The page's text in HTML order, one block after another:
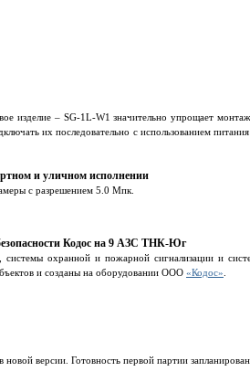
изделие – SG-1L-W1 значительно упрощает
их последовательно с использованием
и уличном исполнении
с разрешением 5.0 Мпк.
Кодос на 9 АЗС ТНК-Юг
системы охранной и пожарной сигнализации и
и созданы на оборудовании ООО «Кодос».
версии. Готовность первой партии